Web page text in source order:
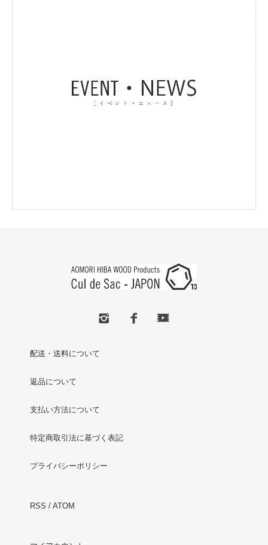
配送・送料について
返品について
支払い方法について
特定商取引法に基づく表記
プライバシーポリシー
RSS / ATOM